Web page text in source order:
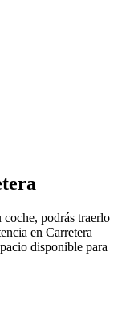
coche, podrás traerlo
en Carretera
disponible para